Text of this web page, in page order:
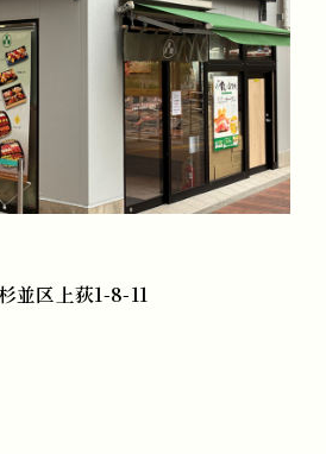
並区上荻1-8-11